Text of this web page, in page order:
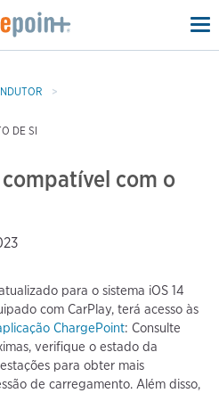
DE SI
com o
para o sistema iOS 14
com CarPlay, terá acesso às
ChargePoint: Consulte
verifique o estado da
para obter mais
de carregamento. Além disso,